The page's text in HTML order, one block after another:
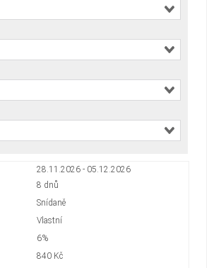
28.11.2026 - 05.12.2026
8 dnů
Snídaně
Vlastní
6%
840 Kč